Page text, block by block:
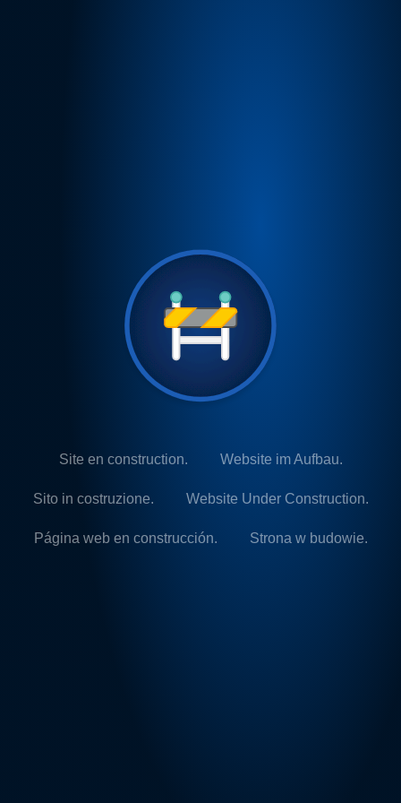
Site en construction. Website im Aufbau.
Sito in costruzione. Website Under Construction.
Página web en construcción. Strona w budowie.